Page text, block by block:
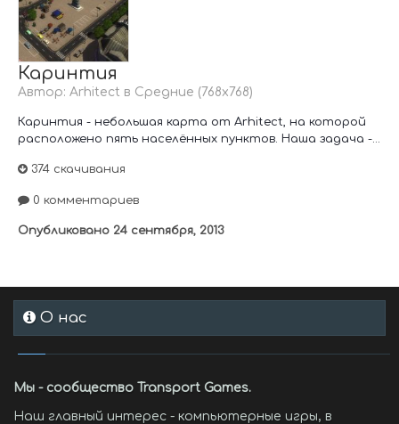
Каринтия
Автор: Arhitect в Средние (768х768)
Каринтия - небольшая карта от Arhitect, на которой
расположено пять населённых пунктов. Наша задача -...
374 скачивания
0 комментариев
Опубликовано 24 сентября, 2013
О нас
Мы - сообщество Transport Games.
Наш главный интерес - компьютерные игры, в